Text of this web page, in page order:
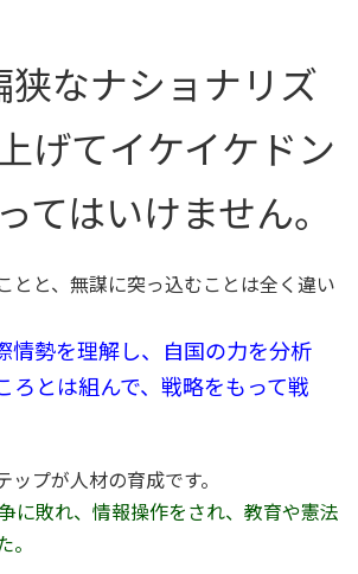
狭なナショナリズ
げてイケイケドン
てはいけません。
とと、無謀に突っ込むことは全く違い
情勢を理解し、自国の力を分析
ろとは組んで、戦略をもって戦
ップが人材の育成です。
に敗れ、情報操作をされ、教育や憲法